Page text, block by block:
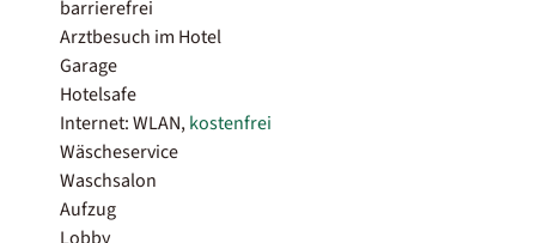
barrierefrei
Arztbesuch im Hotel
Garage
Hotelsafe
Internet: WLAN,kostenfrei
Wäscheservice
Waschsalon
Aufzug